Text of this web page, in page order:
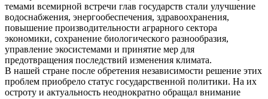
темами всемирной встречи глав государств стали улучшение
водоснабжения, энергообеспечения, здравоохранения,
повышение производительности аграрного сектора
экономики, сохранение биологического разнообразия,
управление экосистемами и принятие мер для
предотвращения последствий изменения климата.
В нашей стране после обретения независимости решение этих
проблем приобрело статус государственной политики. На их
остроту и актуальность неоднократно обращал внимание